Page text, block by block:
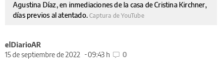
Agustina Díaz, en inmediaciones de la casa de Cristina Kirchner,
días previos al atentado.Captura de YouTube
elDiarioAR
15 de septiembre de 2022
09:43 h 0